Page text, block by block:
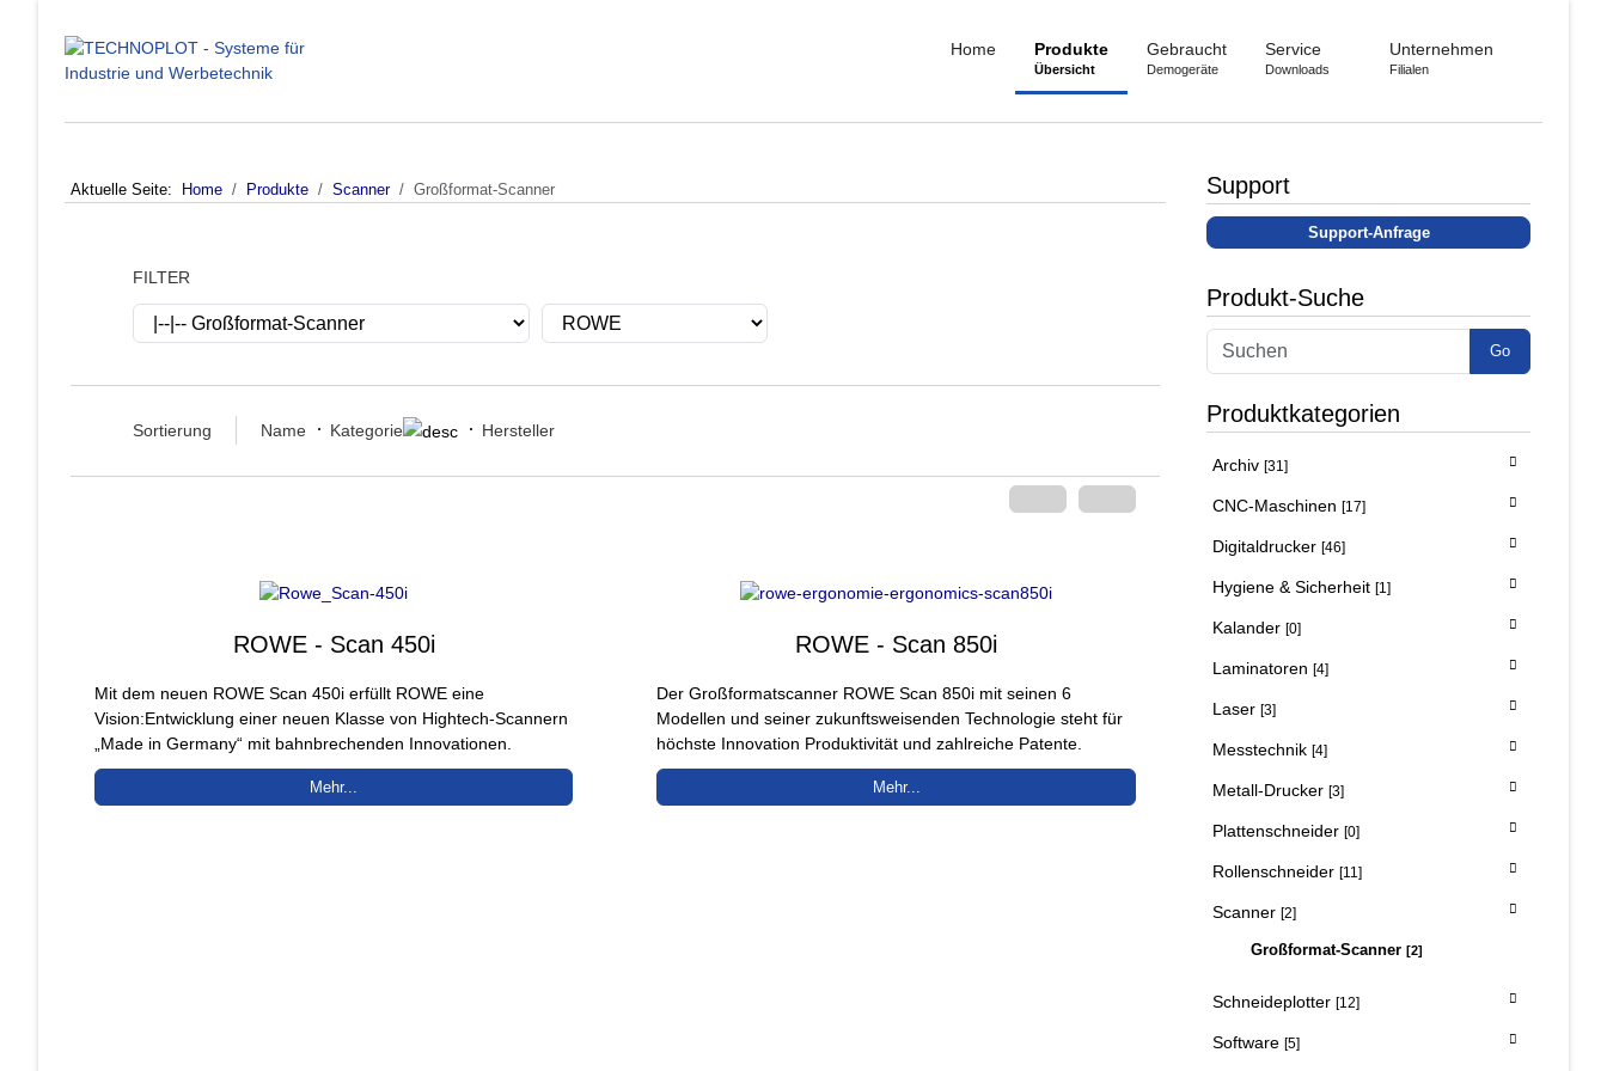
Home Produkte
Übersicht
Gebraucht
Demogeräte
Service
Downloads
Unternehmen
Filialen
Aktuelle Seite: Home Produkte Scanner Großformat-Scanner
FILTER
Sortierung Name Kategorie Hersteller
ROWE - Scan 450i
Mit dem neuen ROWE Scan 450i erfüllt ROWE eine
Vision:Entwicklung einer neuen Klasse von Hightech-Scannern
„Made in Germany“ mit bahnbrechenden Innovationen.
Mehr...
ROWE - Scan 850i
Der Großformatscanner ROWE Scan 850i mit seinen 6
Modellen und seiner zukunftsweisenden Technologie steht für
höchste Innovation Produktivität und zahlreiche Patente.
Mehr...
Support
Support-Anfrage
Produkt-Suche
Go
Produktkategorien
Archiv [31]
CNC-Maschinen [17]
Digitaldrucker [46]
Hygiene & Sicherheit [1]
Kalander [0]
Laminatoren [4]
Laser [3]
Messtechnik [4]
Metall-Drucker [3]
Plattenschneider [0]
Rollenschneider [11]
Scanner [2]
Großformat-Scanner [2]
Schneideplotter [12]
Software [5]